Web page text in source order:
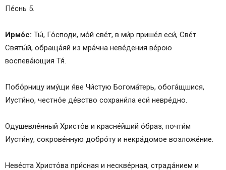
Пе́снь 5.
Ирмо́с: Ты́, Го́споди, мо́й све́т, в ми́р прише́л еси́, Све́т
Святы́й, обраща́яй из мра́чна неве́дения ве́рою
воспева́ющия Тя́.
Побо́рницу иму́щи я́ве Чи́стую Богома́терь, обога́щшися,
Иусти́но, честно́е де́вство сохрани́ла еси́ невре́дно.
Одушевле́нный Христо́в и красне́йший о́браз, почти́м
Иусти́ну, сокрове́нную добро́ту и некра́домое возложе́ние.
Неве́ста Христо́ва при́сная и нескве́рная, страда́нием и